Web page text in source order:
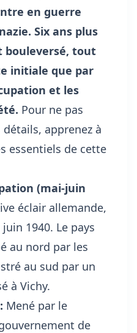
en guerre
Six ans plus
bouleversé, tout
initiale que par
et les
Pour ne pas
apprenez à
essentiels de cette
(mai-juin
éclair allemande,
1940. Le pays
au nord par les
au sud par un
à Vichy.
Mené par le
de